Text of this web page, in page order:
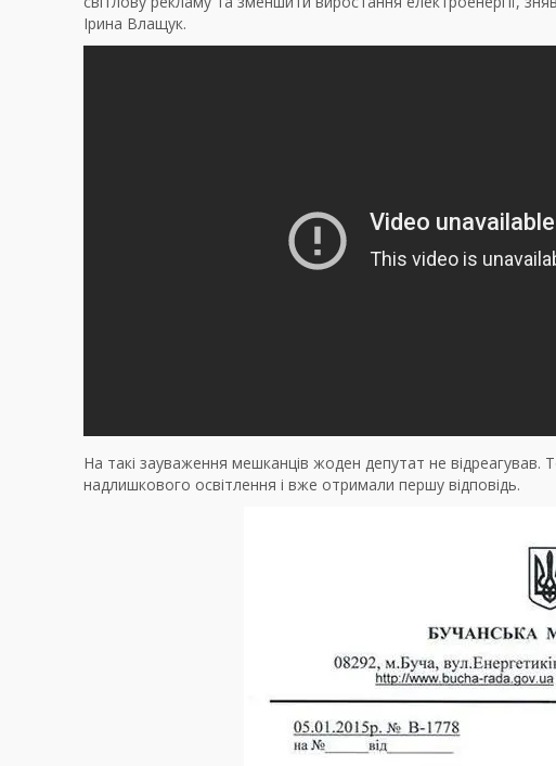
Ірина Влащук.
На такі зауваження мешканців жоден депутат не відреагував.
надлишкового освітлення і вже отримали першу відповідь.